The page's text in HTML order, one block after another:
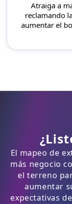
Atraiga a
reclamando
aumentar el
El mapeo de
más negocio
el terreno
aumentar
expectativas